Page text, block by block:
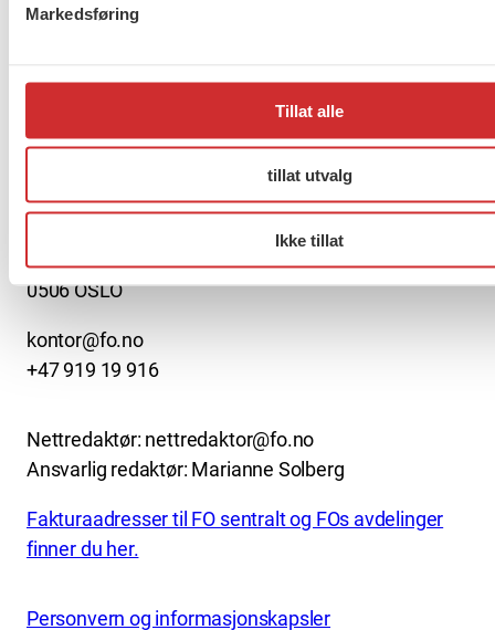
Markedsføring
Tillat alle
tillat utvalg
Ikke tillat
About us (English)
FO (Fellesorganisasjonen)
Pb. 4693 Sofienberg
0506 OSLO
kontor@fo.no
+47 919 19 916
Nettredaktør: nettredaktor@fo.no
Ansvarlig redaktør: Marianne Solberg
Fakturaadresser til FO sentralt og FOs avdelinger
finner du her.
Personvern og informasjonskapsler